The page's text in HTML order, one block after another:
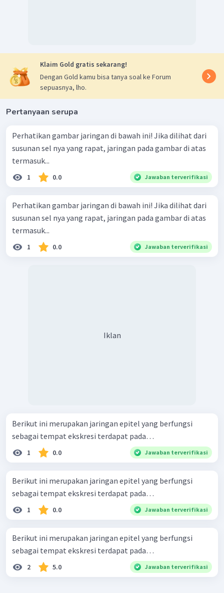
Klaim Gold gratis sekarang!
Dengan Gold kamu bisa tanya soal ke Forum
sepuasnya, lho.
Pertanyaan serupa
Perhatikan gambar jaringan di bawah ini! Jika dilihat dari
susunan sel nya yang rapat, jaringan pada gambar di atas
termasuk...
1 0.0 Jawaban terverifikasi
Perhatikan gambar jaringan di bawah ini! Jika dilihat dari
susunan sel nya yang rapat, jaringan pada gambar di atas
termasuk...
1 0.0 Jawaban terverifikasi
Iklan
Berikut ini merupakan jaringan epitel yang berfungsi
sebagai tempat ekskresi terdapat pada…
1 0.0 Jawaban terverifikasi
Berikut ini merupakan jaringan epitel yang berfungsi
sebagai tempat ekskresi terdapat pada…
1 0.0 Jawaban terverifikasi
Berikut ini merupakan jaringan epitel yang berfungsi
sebagai tempat ekskresi terdapat pada…
2 5.0 Jawaban terverifikasi